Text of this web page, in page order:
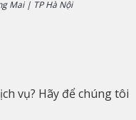
Mai | TP Hà Nội
vụ? Hãy để chúng tôi